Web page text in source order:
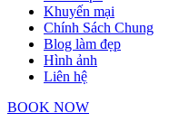
Khuyến mại
Chính Sách Chung
Blog làm đẹp
Hình ảnh
Liên hệ
BOOK NOW